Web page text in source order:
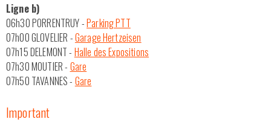
Ligne b)
06h30 PORRENTRUY -Parking PTT
07h00 GLOVELIER -Garage Hertzeisen
07h15 DELEMONT - Halle des Expositions
07h30 MOUTIER - Gare
07h50 TAVANNES - Gare
Important